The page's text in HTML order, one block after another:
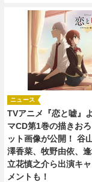
TVアニメ『恋と嘘』
マCD第1巻の描きお
ット画像が公開！ 谷
澤香菜、牧野由依、逢
立花慎之介ら出演キ
メントも！
ニュース